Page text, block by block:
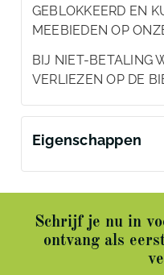
GEBLOKKEERD EN
MEEBIEDEN OP
BIJ NIET-BETALING
VERLIEZEN OP DE
Eigenschappen
Schrijf je nu in
ontvang als